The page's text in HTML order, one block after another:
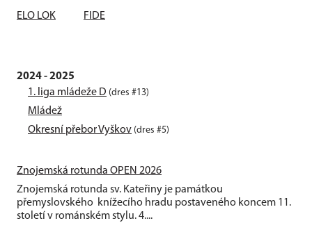
ELO LOK FIDE
2024 - 2025
1. liga mládeže D (dres #13)
Mládež
Okresní přebor Vyškov (dres #5)
Znojemská rotunda OPEN 2026
Znojemská rotunda sv. Kateřiny je památkou
přemyslovského knížecího hradu postaveného koncem 11.
století v románském stylu. 4....